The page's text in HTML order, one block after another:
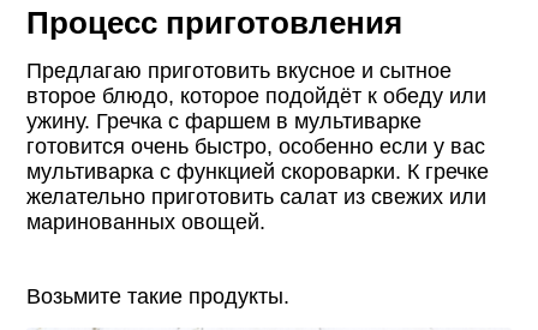
Процесс приготовления
Предлагаю приготовить вкусное и сытное
второе блюдо, которое подойдёт к обеду или
ужину. Гречка с фаршем в мультиварке
готовится очень быстро, особенно если у вас
мультиварка с функцией скороварки. К гречке
желательно приготовить салат из свежих или
маринованных овощей.
Возьмите такие продукты.